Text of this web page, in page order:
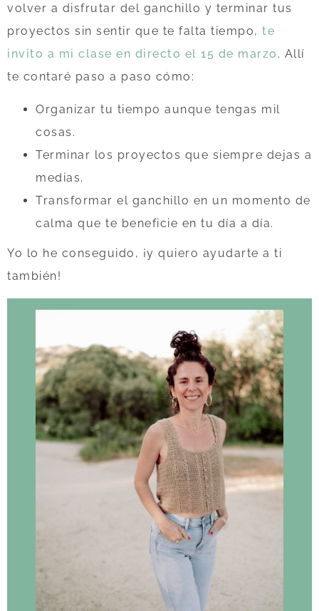
volver a disfrutar del ganchillo y terminar tus
proyectos sin sentir que te falta tiempo, te
invito a mi clase en directo el 15 de marzo . Allí
te contaré paso a paso cómo:
Organizar tu tiempo aunque tengas mil
cosas.
Terminar los proyectos que siempre dejas a
medias.
Transformar el ganchillo en un momento de
calma que te beneficie en tu día a día.
Yo lo he conseguido, ¡y quiero ayudarte a ti
también!